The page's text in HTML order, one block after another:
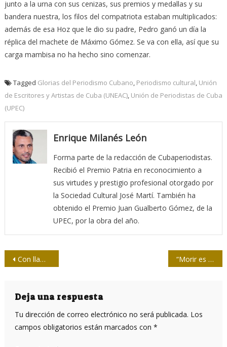
junto a la urna con sus cenizas, sus premios y medallas y su
bandera nuestra, los filos del compatriota estaban multiplicados:
además de esa Hoz que le dio su padre, Pedro ganó un día la
réplica del machete de Máximo Gómez. Se va con ella, así que su
carga mambisa no ha hecho sino comenzar.
Tagged Glorias del Periodismo Cubano, Periodismo cultural, Unión
de Escritores y Artistas de Cuba (UNEAC), Unión de Periodistas de Cuba
(UPEC)
Enrique Milanés León
Forma parte de la redacción de Cubaperiodistas.
Recibió el Premio Patria en reconocimiento a
sus virtudes y prestigio profesional otorgado por
la Sociedad Cultural José Martí. También ha
obtenido el Premio Juan Gualberto Gómez, de la
UPEC, por la obra del año.
Navegación
entradas
Con llamado antifascista anuncian I Bienal Internacional del Humor Político “Morir es seguir viaje”
Deja una respuesta
Tu dirección de correo electrónico no será publicada. Los
campos obligatorios están marcados con *